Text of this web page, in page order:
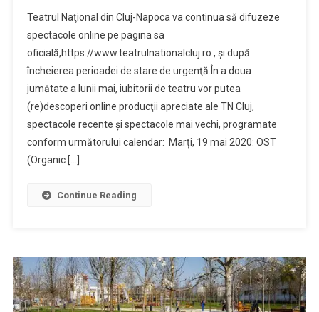
Teatrul Naţional din Cluj-Napoca va continua să difuzeze
spectacole online pe pagina sa
oficială,https://www.teatrulnationalcluj.ro , şi după
încheierea perioadei de stare de urgenţă.În a doua
jumătate a lunii mai, iubitorii de teatru vor putea
(re)descoperi online producţii apreciate ale TN Cluj,
spectacole recente şi spectacole mai vechi, programate
conform următorului calendar: Marți, 19 mai 2020: OST
(Organic […]
Continue Reading